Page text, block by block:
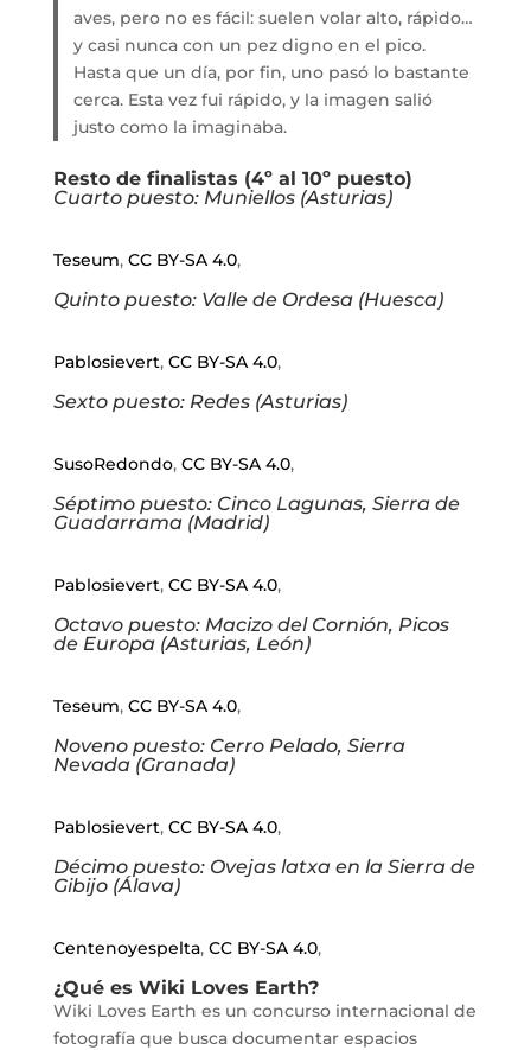
aves, pero no es fácil: suelen volar alto, rápido…
y casi nunca con un pez digno en el pico.
Hasta que un día, por fin, uno pasó lo bastante
cerca. Esta vez fui rápido, y la imagen salió
justo como la imaginaba.
Resto de finalistas (4º al 10º puesto)
Cuarto puesto: Muniellos (Asturias)
Teseum, CC BY-SA 4.0,
Quinto puesto: Valle de Ordesa (Huesca)
Pablosievert, CC BY-SA 4.0,
Sexto puesto: Redes (Asturias)
SusoRedondo, CC BY-SA 4.0,
Séptimo puesto: Cinco Lagunas, Sierra de
Guadarrama (Madrid)
Pablosievert, CC BY-SA 4.0,
Octavo puesto: Macizo del Cornión, Picos
de Europa (Asturias, León)
Teseum, CC BY-SA 4.0,
Noveno puesto: Cerro Pelado, Sierra
Nevada (Granada)
Pablosievert, CC BY-SA 4.0,
Décimo puesto: Ovejas latxa en la Sierra de
Gibijo (Álava)
Centenoyespelta, CC BY-SA 4.0,
¿Qué es Wiki Loves Earth?
Wiki Loves Earth es un concurso internacional de
fotografía que busca documentar espacios